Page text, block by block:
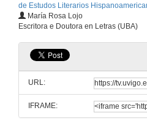
de Estudos Literarios
María Rosa Lojo
Escritora e Doutora en Letras (UBA)
URL:
IFRAME:
11 de set.
11 de set.